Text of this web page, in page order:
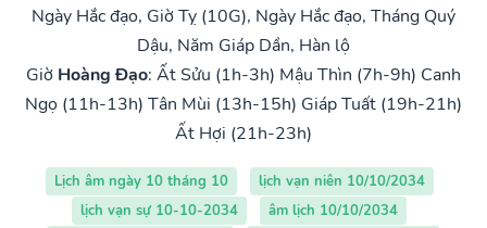
Ngày Hắc đạo, Giờ Tỵ (10G), Ngày Hắc đạo, Tháng Quý
Dậu, Năm Giáp Dần, Hàn lộ
Giờ Hoàng Đạo: Ất Sửu (1h-3h) Mậu Thìn (7h-9h) Canh
Ngọ (11h-13h) Tân Mùi (13h-15h) Giáp Tuất (19h-21h)
Ất Hợi (21h-23h)
Lịch âm ngày 10 tháng 10
lịch vạn niên 10/10/2034
lịch vạn sự 10-10-2034
âm lịch 10/10/2034